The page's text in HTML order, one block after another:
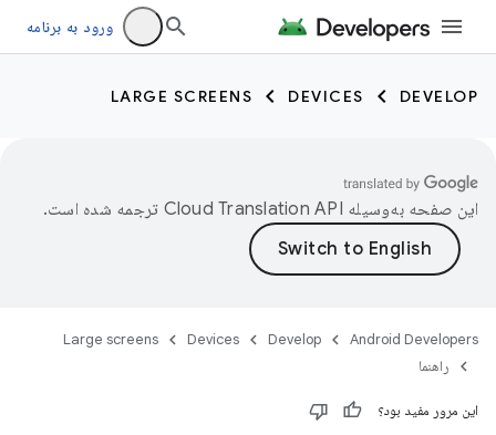
ورود به برنامه
DEVELOP
DEVICES
LARGE SCREENS
این صفحه به‌وسیله ترجمه شده است.
Android Developers
Develop
Devices
Large screens
راهنما
این مرور مفید بود؟